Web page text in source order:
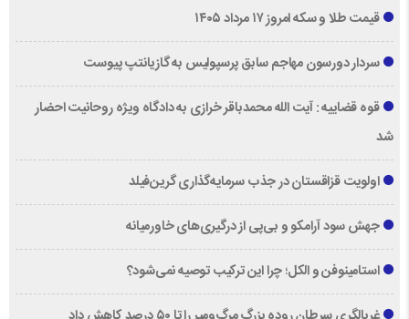
قیمت طلا و سکه امروز ۱۷ مرداد ۱۴۰۵
سردار دورسون مهاجم سابق پرسپولیس به گازیانتپ پیوست
قوه قضاییه : آیت الله محمدباقر خرازی به دادگاه ویژه روحانیت احضار
شد
اولویت قزاقستان در جذب سرمایه‌گذاری گرین‌فیلد
جهش سود آرامکو و بی‌پی از درگیری‌های خاورمیانه
استامینوفن و الکل؛ چرا این ترکیب توصیه نمی‌شود؟